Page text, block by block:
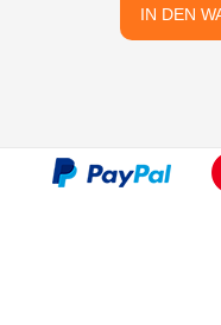
IN DEN